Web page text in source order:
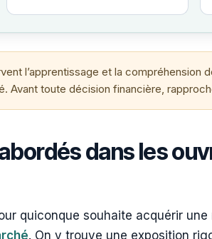
l’apprentissage et la compréhension
Avant toute décision financière,
dans les
quiconque souhaite acquérir
. On y trouve une exposition